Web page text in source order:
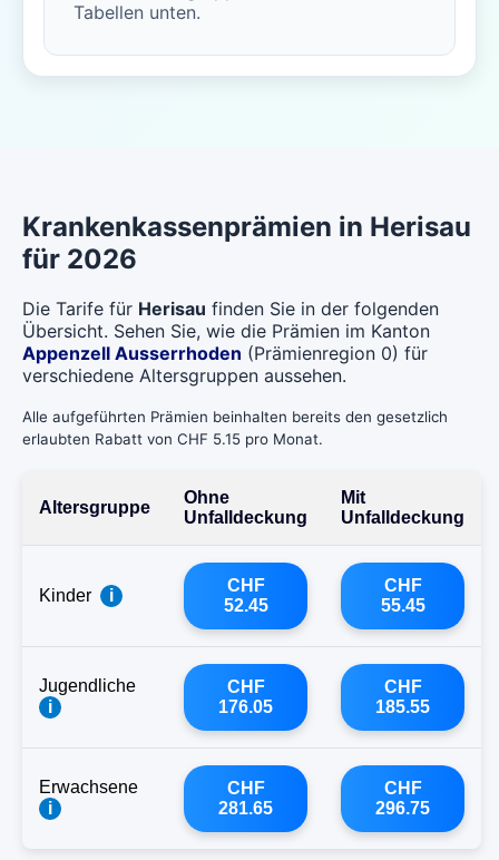
Tabellen unten.
Krankenkassenprämien in Herisau
für 2026
Die Tarife für Herisau finden Sie in der folgenden
Übersicht. Sehen Sie, wie die Prämien im Kanton
Appenzell Ausserrhoden (Prämienregion 0) für
verschiedene Altersgruppen aussehen.
Alle aufgeführten Prämien beinhalten bereits den gesetzlich
erlaubten Rabatt von CHF 5.15 pro Monat.
Altersgruppe
Ohne
Unfalldeckung
Mit
Unfalldeckung
Kinder i
CHF
52.45
CHF
55.45
Jugendliche
i
CHF
176.05
CHF
185.55
Erwachsene
i
CHF
281.65
CHF
296.75